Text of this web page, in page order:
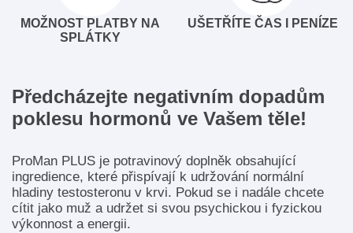
MOŽNOST PLATBY NA
SPLÁTKY
UŠETŘÍTE ČAS I PENÍZE
Předcházejte negativním dopadům
poklesu hormonů ve Vašem těle!
ProMan PLUS je potravinový doplněk obsahující
ingredience, které přispívají k udržování normální
hladiny testosteronu v krvi. Pokud se i nadále chcete
cítit jako muž a udržet si svou psychickou i fyzickou
výkonnost a energii.